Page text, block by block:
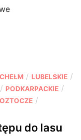
CHEŁM/ LUBELSKIE/
PODKARPACKIE/
/
do lasu